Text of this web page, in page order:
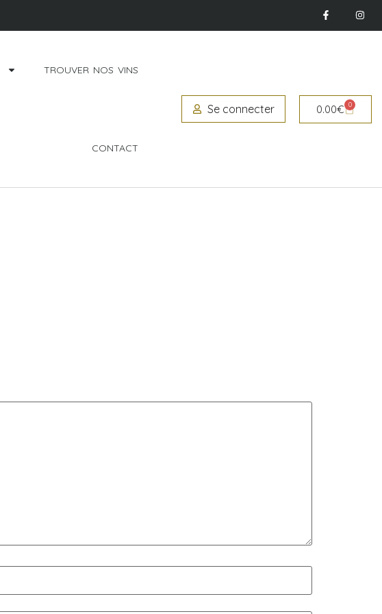
TROUVER NOS VINS
CONTACT
Se connecter 0.00€ 0